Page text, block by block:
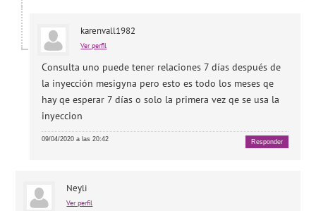
karenvall1982
Ver perfil
Consulta uno puede tener relaciones 7 días después de
la inyección mesigyna pero esto es todo los meses qe
hay qe esperar 7 días o solo la primera vez qe se usa la
inyeccion
09/04/2020 a las 20:42 Responder
Neyli
Ver perfil